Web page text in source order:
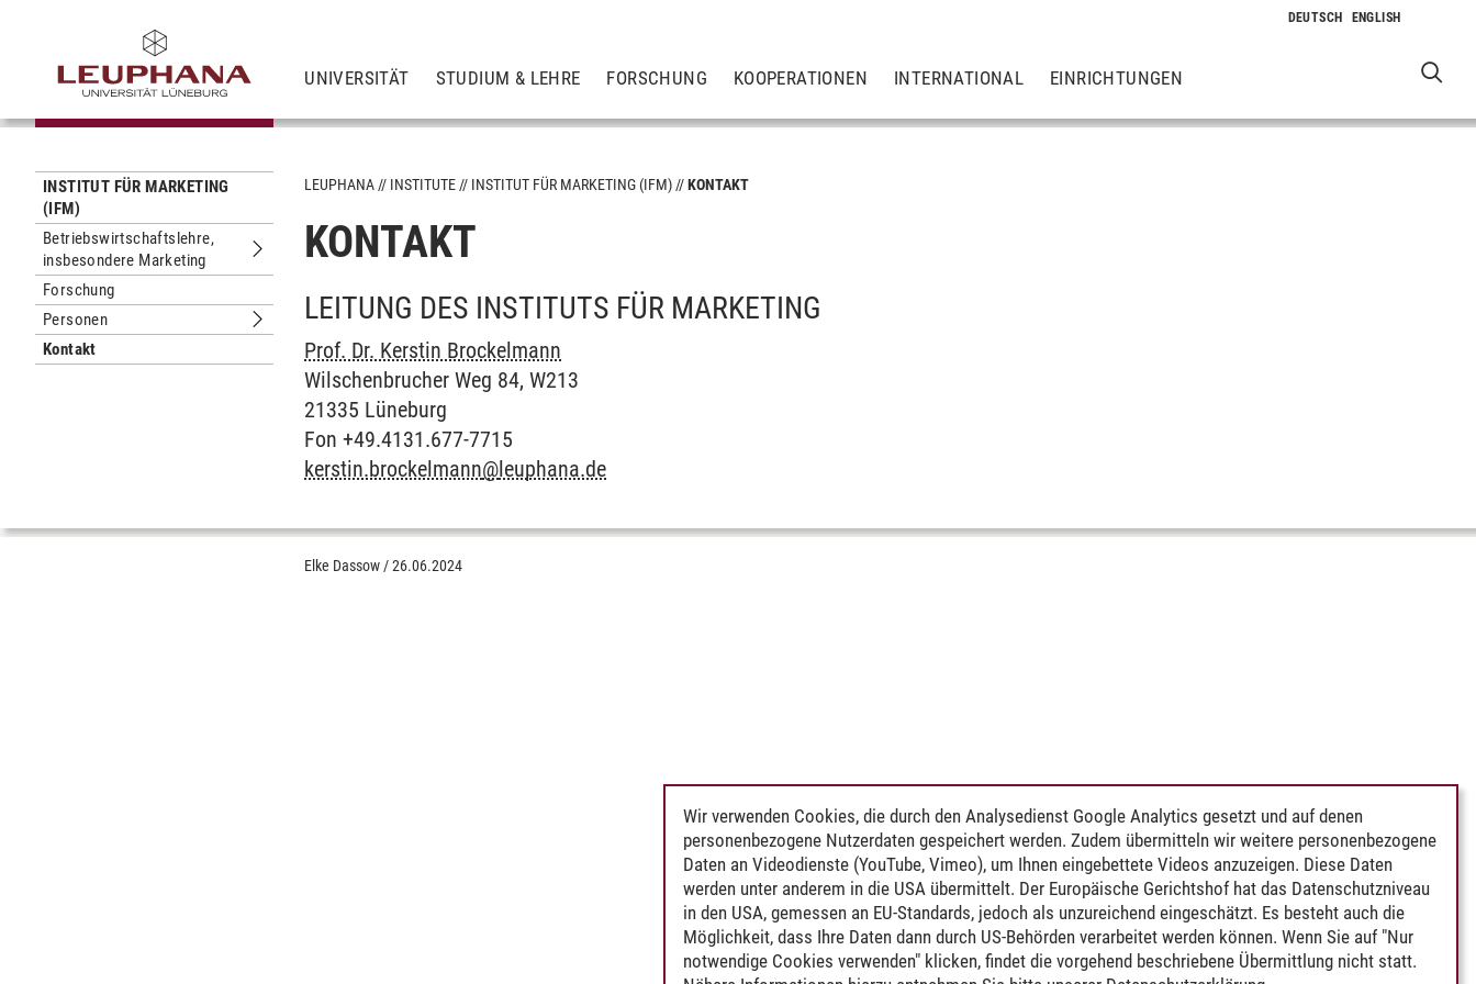
UNIVERSITÄT STUDIUM & LEHRE FORSCHUNG KOOPERATIONEN INTERNATIONAL EINRICHTUNGEN
INSTITUT FÜR MARKETING
(IFM)
Betriebswirtschaftslehre,
insbesondere Marketing
Untermenu Betriebswirtschaftslehre, insbesondere Marketing
Forschung
Personen
Untermenu Personen
Kontakt
LEUPHANA INSTITUTE INSTITUT FÜR MARKETING (IFM) KONTAKT
KONTAKT
LEITUNG DES INSTITUTS FÜR MARKETING
Prof. Dr. Kerstin Brockelmann
Wilschenbrucher Weg 84, W213
21335 Lüneburg
Fon +49.4131.677-7715
kerstin.brockelmann@leuphana.de
Elke Dassow /26.06.2024
Wir verwenden Cookies, die durch den Analysedienst Google Analytics gesetzt und auf denen
personenbezogene Nutzerdaten gespeichert werden. Zudem übermitteln wir weitere personenbezogene
Daten an Videodienste (YouTube, Vimeo), um Ihnen eingebettete Videos anzuzeigen. Diese Daten
werden unter anderem in die USA übermittelt. Der Europäische Gerichtshof hat das Datenschutzniveau
in den USA, gemessen an EU-Standards, jedoch als unzureichend eingeschätzt. Es besteht auch die
Möglichkeit, dass Ihre Daten dann durch US-Behörden verarbeitet werden können. Wenn Sie auf "Nur
notwendige Cookies verwenden" klicken, findet die vorgehend beschriebene Übermittlung nicht statt.